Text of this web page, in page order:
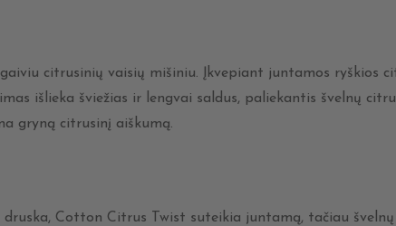
citrusinių vaisių mišiniu. Įkvepiant juntamos ryškios
išlieka šviežias ir lengvai saldus, paliekantis švelnų
gryną citrusinį aiškumą.
Cotton Citrus Twist suteikia juntamą, tačiau